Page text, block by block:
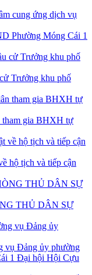
cung ứng dịch vụ
Phường Móng Cái 1
Trưởng khu phố
tham gia BHXH tự
hộ tịch và tiếp cận
THỦ DÂN SỰ
vụ Đảng ủy phường
Đại hội Hội Cựu